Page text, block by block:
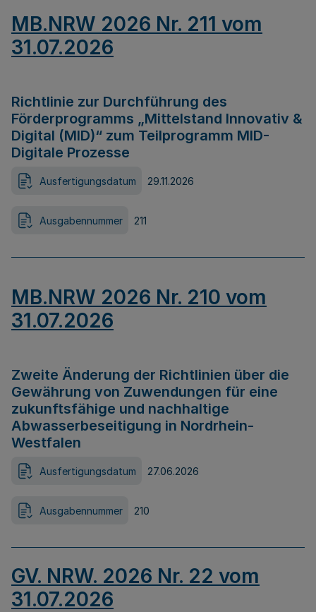
MB.NRW 2026 Nr. 211 vom
31.07.2026
Richtlinie zur Durchführung des
Förderprogramms „Mittelstand Innovativ &
Digital (MID)“ zum Teilprogramm MID-
Digitale Prozesse
Ausfertigungsdatum 29.11.2026
Ausgabennummer 211
MB.NRW 2026 Nr. 210 vom
31.07.2026
Zweite Änderung der Richtlinien über die
Gewährung von Zuwendungen für eine
zukunftsfähige und nachhaltige
Abwasserbeseitigung in Nordrhein-
Westfalen
Ausfertigungsdatum 27.06.2026
Ausgabennummer 210
GV. NRW. 2026 Nr. 22 vom
31.07.2026